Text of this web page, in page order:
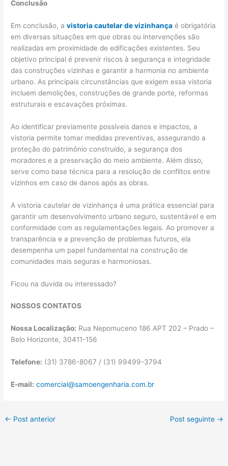
Conclusão
Em conclusão, avistoria cautelar de vizinhança é obrigatória
em diversas situações em que obras ou intervenções são
realizadas em proximidade de edificações existentes. Seu
objetivo principal é prevenir riscos à segurança e integridade
das construções vizinhas e garantir a harmonia no ambiente
urbano. As principais circunstâncias que exigem essa vistoria
incluem demolições, construções de grande porte, reformas
estruturais e escavações próximas.
Ao identificar previamente possíveis danos e impactos, a
vistoria permite tomar medidas preventivas, assegurando a
proteção do patrimônio construído, a segurança dos
moradores e a preservação do meio ambiente. Além disso,
serve como base técnica para a resolução de conflitos entre
vizinhos em caso de danos após as obras.
A vistoria cautelar de vizinhança é uma prática essencial para
garantir um desenvolvimento urbano seguro, sustentável e em
conformidade com as regulamentações legais. Ao promover a
transparência e a prevenção de problemas futuros, ela
desempenha um papel fundamental na construção de
comunidades mais seguras e harmoniosas.
Ficou na duvida ou interessado?
NOSSOS CONTATOS
Nossa Localização: Rua Nepomuceno 186 APT 202 – Prado –
Belo Horizonte, 30411-156
Telefone: (31) 3786-8067 / (31) 99499-3794
E-mail: comercial@samoengenharia.com.br
← Post anterior Post seguinte →